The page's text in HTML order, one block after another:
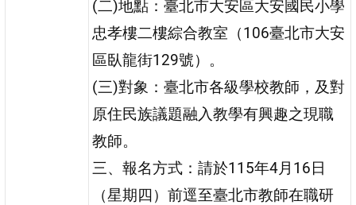
(二)地點：臺北市大安區大安國民小學
忠孝樓二樓綜合教室（106臺北市大安
區臥龍街129號）。
(三)對象：臺北市各級學校教師，及對
原住民族議題融入教學有興趣之現職
教師。
三、報名方式：請於115年4月16日
（星期四）前逕至臺北市教師在職研